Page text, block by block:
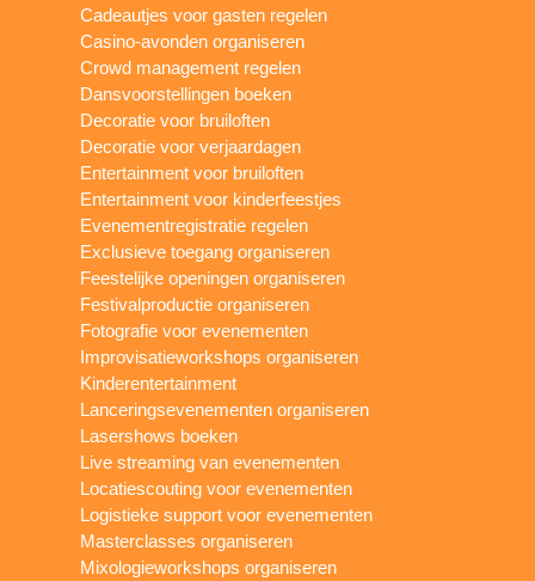
Cadeautjes voor gasten regelen
Casino-avonden organiseren
Crowd management regelen
Dansvoorstellingen boeken
Decoratie voor bruiloften
Decoratie voor verjaardagen
Entertainment voor bruiloften
Entertainment voor kinderfeestjes
Evenementregistratie regelen
Exclusieve toegang organiseren
Feestelijke openingen organiseren
Festivalproductie organiseren
Fotografie voor evenementen
Improvisatieworkshops organiseren
Kinderentertainment
Lanceringsevenementen organiseren
Lasershows boeken
Live streaming van evenementen
Locatiescouting voor evenementen
Logistieke support voor evenementen
Masterclasses organiseren
Mixologieworkshops organiseren